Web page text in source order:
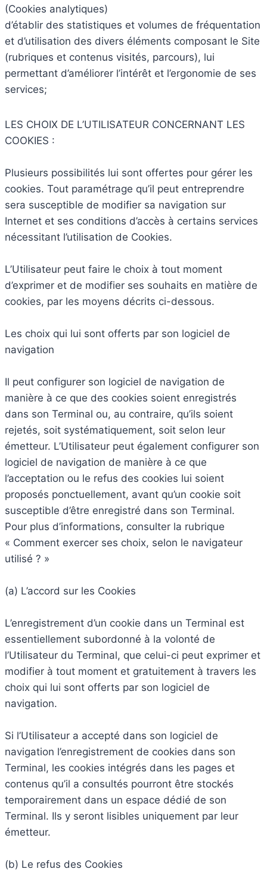
(Cookies analytiques)
d’établir des statistiques et volumes de fréquentation
et d’utilisation des divers éléments composant le Site
(rubriques et contenus visités, parcours), lui
permettant d’améliorer l’intérêt et l’ergonomie de ses
services;
LES CHOIX DE L’UTILISATEUR CONCERNANT LES
COOKIES :
Plusieurs possibilités lui sont offertes pour gérer les
cookies. Tout paramétrage qu’il peut entreprendre
sera susceptible de modifier sa navigation sur
Internet et ses conditions d’accès à certains services
nécessitant l’utilisation de Cookies.
L’Utilisateur peut faire le choix à tout moment
d’exprimer et de modifier ses souhaits en matière de
cookies, par les moyens décrits ci-dessous.
Les choix qui lui sont offerts par son logiciel de
navigation
Il peut configurer son logiciel de navigation de
manière à ce que des cookies soient enregistrés
dans son Terminal ou, au contraire, qu’ils soient
rejetés, soit systématiquement, soit selon leur
émetteur. L’Utilisateur peut également configurer son
logiciel de navigation de manière à ce que
l’acceptation ou le refus des cookies lui soient
proposés ponctuellement, avant qu’un cookie soit
susceptible d’être enregistré dans son Terminal.
Pour plus d’informations, consulter la rubrique
« Comment exercer ses choix, selon le navigateur
utilisé ? »
(a) L’accord sur les Cookies
L’enregistrement d’un cookie dans un Terminal est
essentiellement subordonné à la volonté de
l’Utilisateur du Terminal, que celui-ci peut exprimer et
modifier à tout moment et gratuitement à travers les
choix qui lui sont offerts par son logiciel de
navigation.
Si l’Utilisateur a accepté dans son logiciel de
navigation l’enregistrement de cookies dans son
Terminal, les cookies intégrés dans les pages et
contenus qu’il a consultés pourront être stockés
temporairement dans un espace dédié de son
Terminal. Ils y seront lisibles uniquement par leur
émetteur.
(b) Le refus des Cookies